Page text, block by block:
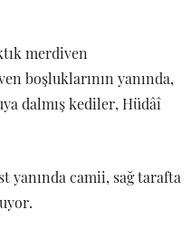
merdiven
boşluklarının yanında,
dalmış kediler, Hüdâî
yanında camii, sağ tarafta